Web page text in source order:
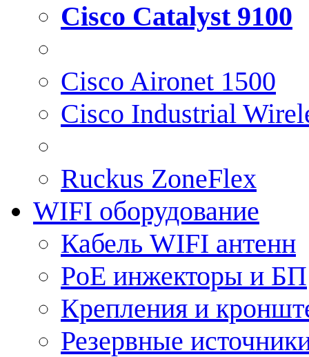
Cisco Catalyst 9100
Cisco Aironet 1500
Cisco Industrial
Ruckus ZoneFlex
WIFI оборудование
Кабель WIFI антенн
PoE инжекторы и БП
Крепления и
Резервные